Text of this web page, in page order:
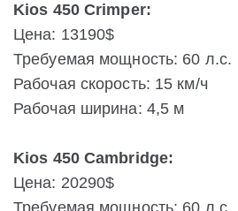
Kios 450 Crimper:
Цена: 13190$
Требуемая мощность: 60 л.с.
Рабочая скорость: 15 км/ч
Рабочая ширина: 4,5 м
Kios 450 Cambridge:
Цена: 20290$